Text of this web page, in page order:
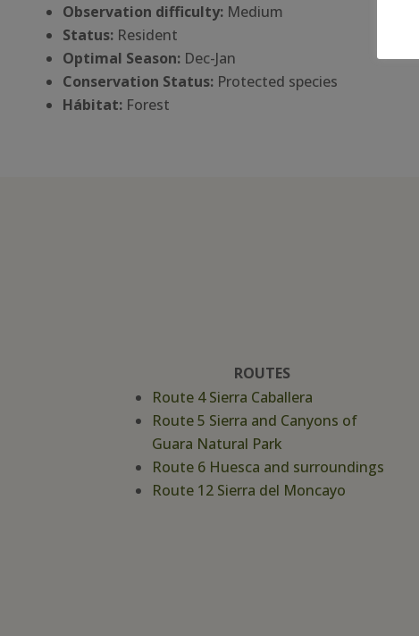
Observation difficulty:Medium
Status:Resident
Optimal Season:Dec-Jan
Conservation Status:Protected species
Hábitat:Forest
ROUTES
Route 4 Sierra Caballera
Route 5 Sierra and Canyons of
Guara Natural Park
Route 6 Huesca and surroundings
Route 12 Sierra del Moncayo